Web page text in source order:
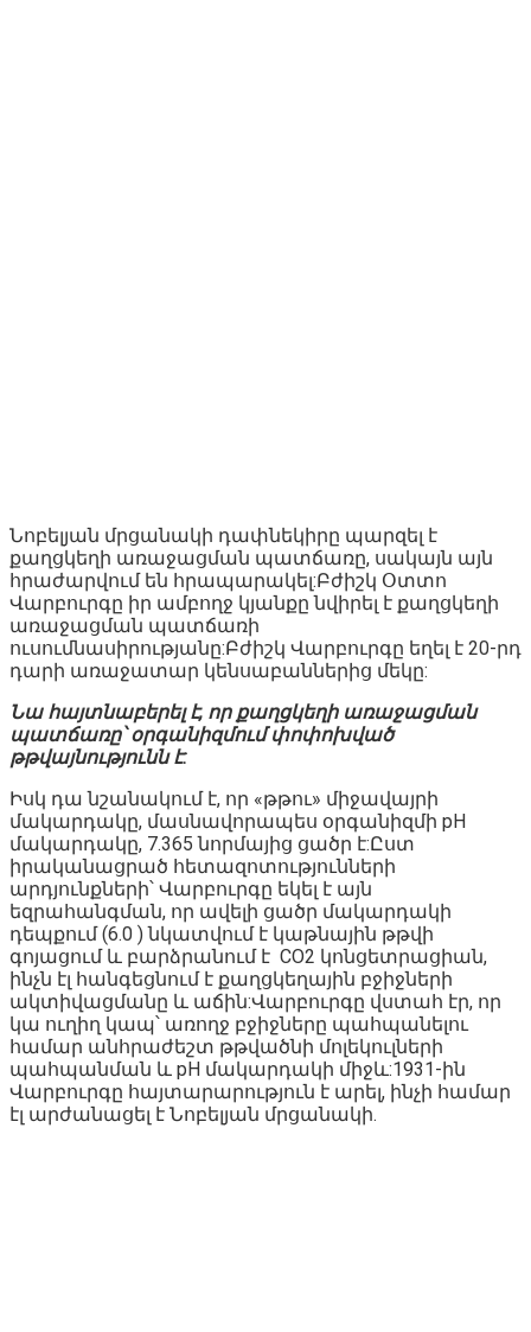
Նոբելյան մրցանակի դափնեկիրը պարզել է
քաղցկեղի առաջացման պատճառը, սակայն այն
հրաժարվում են հրապարակել:Բժիշկ Օտտո
Վարբուրգը իր ամբողջ կյանքը նվիրել է քաղցկեղի
առաջացման պատճառի
ուսումնասիրությանը:Բժիշկ Վարբուրգը եղել է 20-րդ
դարի առաջատար կենսաբաններից մեկը:
Նա հայտնաբերել է, որ քաղցկեղի առաջացման
պատճառը՝ օրգանիզմում փոփոխված
թթվայնությունն է:
Իսկ դա նշանակում է, որ «թթու» միջավայրի
մակարդակը, մասնավորապես օրգանիզմի pH
մակարդակը, 7.365 նորմայից ցածր է:Ըստ
իրականացրած հետազոտությունների
արդյունքների՝ Վարբուրգը եկել է այն
եզրահանգման, որ ավելի ցածր մակարդակի
դեպքում (6.0 ) նկատվում է կաթնային թթվի
գոյացում և բարձրանում է CO2 կոնցետրացիան,
ինչն էլ հանգեցնում է քաղցկեղային բջիջների
ակտիվացմանը և աճին:Վարբուրգը վստահ էր, որ
կա ուղիղ կապ՝ առողջ բջիջները պահպանելու
համար անհրաժեշտ թթվածնի մոլեկուլների
պահպանման և pH մակարդակի միջև:1931-ին
Վարբուրգը հայտարարություն է արել, ինչի համար
էլ արժանացել է Նոբելյան մրցանակի.